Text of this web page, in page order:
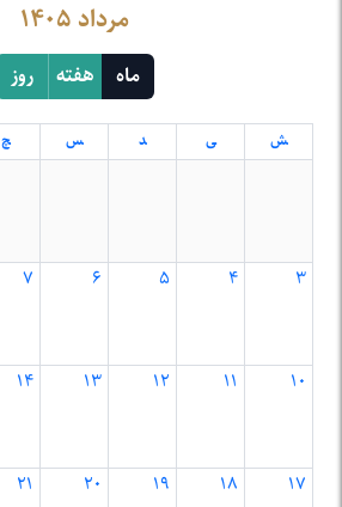
مرداد ۱۴۰۵
ماه هفته روز
۳ ۴ ۵ ۶ ۷
۱۰ ۱۱ ۱۲ ۱۳ ۱۴
۱۷ ۱۸ ۱۹ ۲۰ ۲۱